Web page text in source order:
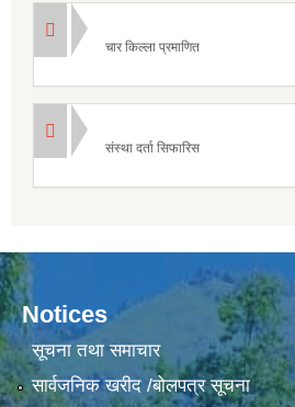
चार किल्ला प्रमाणित
संस्था दर्ता सिफारिस
Notices
सूचना तथा समाचार
सार्वजनिक खरीद /बोलपत्र सूचना